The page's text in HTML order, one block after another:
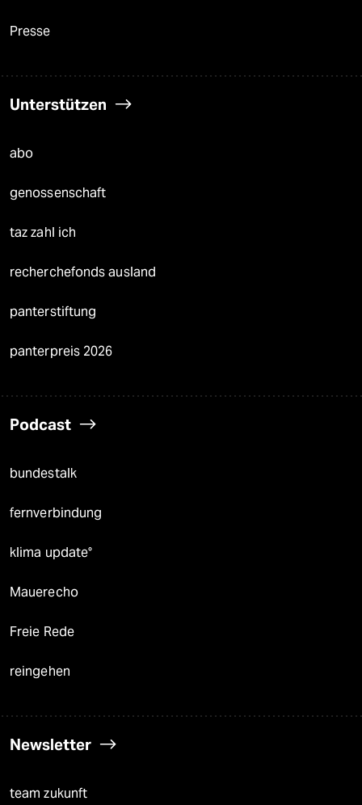
Presse
Unterstützen
abo
genossenschaft
taz zahl ich
recherchefonds ausland
panterstiftung
panterpreis 2026
Podcast
bundestalk
fernverbindung
klima update°
Mauerecho
Freie Rede
reingehen
Newsletter
team zukunft